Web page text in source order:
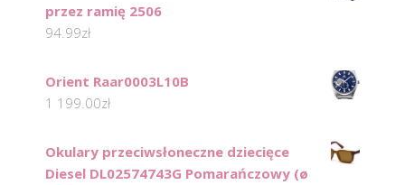
przez ramię 2506
94.99zł
Orient Raar0003L10B
1 199.00zł
Okulary przeciwsłoneczne dziecięce
Diesel DL02574743G Pomarańczowy (ø